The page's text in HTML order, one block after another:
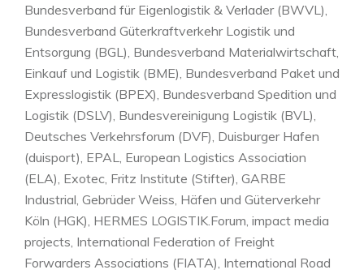
Bundesverband für Eigenlogistik & Verlader (BWVL),
Bundesverband Güterkraftverkehr Logistik und
Entsorgung (BGL), Bundesverband Materialwirtschaft,
Einkauf und Logistik (BME), Bundesverband Paket und
Expresslogistik (BPEX), Bundesverband Spedition und
Logistik (DSLV), Bundesvereinigung Logistik (BVL),
Deutsches Verkehrsforum (DVF), Duisburger Hafen
(duisport), EPAL, European Logistics Association
(ELA), Exotec, Fritz Institute (Stifter), GARBE
Industrial, Gebrüder Weiss, Häfen und Güterverkehr
Köln (HGK), HERMES LOGISTIK.Forum, impact media
projects, International Federation of Freight
Forwarders Associations (FIATA), International Road